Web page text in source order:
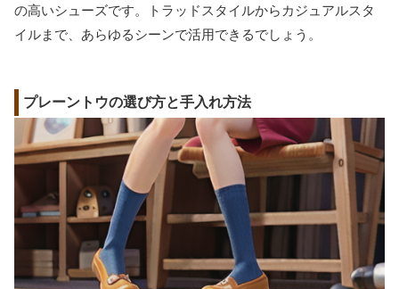
の高いシューズです。トラッドスタイルからカジュアルスタ
イルまで、あらゆるシーンで活用できるでしょう。
プレーントウの選び方と手入れ方法